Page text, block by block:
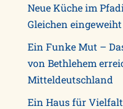
Neue Küche im
Gleichen eingeweiht
Ein Funke Mut –
von Bethlehem
Mitteldeutschland
Ein Haus für